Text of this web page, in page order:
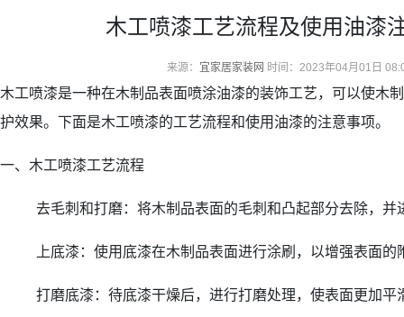
木工喷漆工艺流程及使用油漆
来源： 宜家居家装网 时间：2023年04月01日
木工喷漆是一种在木制品表面喷涂油漆的装饰工艺，可以使木
护效果。下面是木工喷漆的工艺流程和使用油漆的注意事项。
一、木工喷漆工艺流程
去毛刺和打磨：将木制品表面的毛刺和凸起部分去除，并
上底漆：使用底漆在木制品表面进行涂刷，以增强表面
打磨底漆：待底漆干燥后，进行打磨处理，使表面更加平